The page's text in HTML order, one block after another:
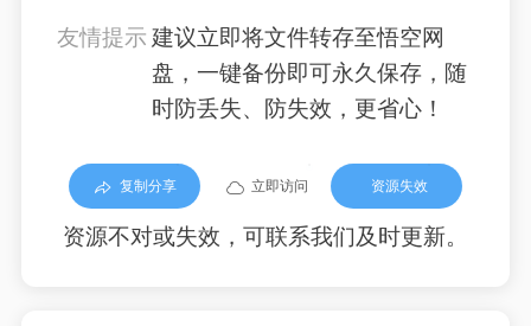
友情提示建议立即将文件转存至悟空网
盘，一键备份即可永久保存，随
时防丢失、防失效，更省心！
复制分享 立即访问 资源失效
资源不对或失效，可联系我们及时更新。